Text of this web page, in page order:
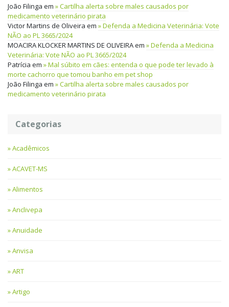
João Filinga em
Cartilha alerta sobre males causados por
medicamento veterinário pirata
Victor Martins de Oliveira em
Defenda a Medicina Veterinária: Vote
NÃO ao PL 3665/2024
MOACIRA KLOCKER MARTINS DE OLIVEIRAem
Defenda a Medicina
Veterinária: Vote NÃO ao PL 3665/2024
Patrícia em
Mal súbito em cães: entenda o que pode ter levado à
morte cachorro que tomou banho em pet shop
João Filinga em
Cartilha alerta sobre males causados por
medicamento veterinário pirata
Categorias
Acadêmicos
ACAVET-MS
Alimentos
Anclivepa
Anuidade
Anvisa
ART
Artigo